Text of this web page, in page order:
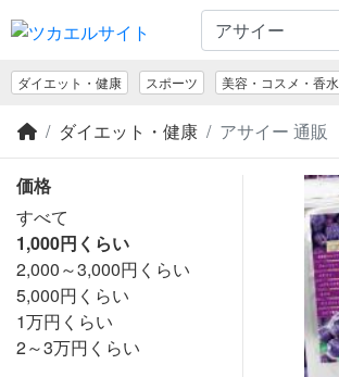
ダイエット・健康 スポーツ 美容・コスメ・香水
ダイエット・健康 アサイー 通販
価格
すべて
1,000円くらい
2,000～3,000円くらい
5,000円くらい
1万円くらい
2～3万円くらい